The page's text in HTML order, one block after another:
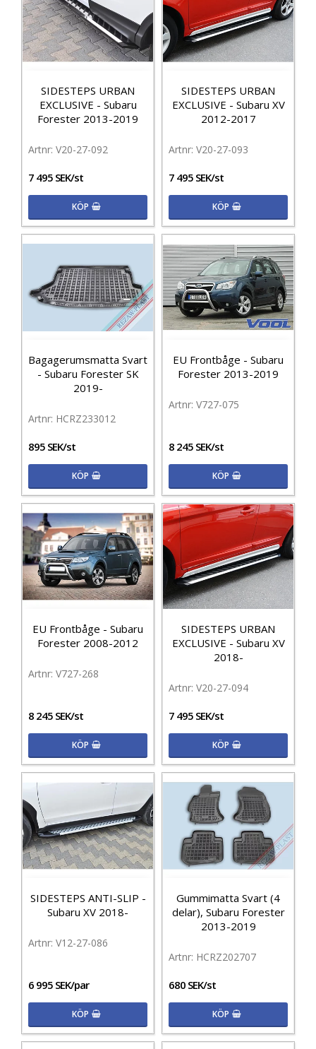
SIDESTEPS URBAN
EXCLUSIVE - Subaru
Forester 2013-2019
V20-27-092
7 495 SEK/st
KÖP
SIDESTEPS URBAN
EXCLUSIVE - Subaru XV
2012-2017
V20-27-093
7 495 SEK/st
KÖP
Bagagerumsmatta Svart
- Subaru Forester SK
2019-
HCRZ233012
895 SEK/st
KÖP
EU Frontbåge - Subaru
Forester 2013-2019
V727-075
8 245 SEK/st
KÖP
EU Frontbåge - Subaru
Forester 2008-2012
V727-268
8 245 SEK/st
KÖP
SIDESTEPS URBAN
EXCLUSIVE - Subaru XV
2018-
V20-27-094
7 495 SEK/st
KÖP
SIDESTEPS ANTI-SLIP -
Subaru XV 2018-
V12-27-086
6 995 SEK/par
KÖP
Gummimatta Svart (4
delar), Subaru Forester
2013-2019
HCRZ202707
680 SEK/st
KÖP